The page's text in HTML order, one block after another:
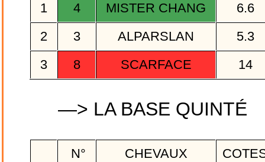
1
4 MISTER CHANG
6.6
2
3 ALPARSLAN
5.3
3
8 SCARFACE 14
—> LA BASE QUINTÉ
N° CHEVAUX